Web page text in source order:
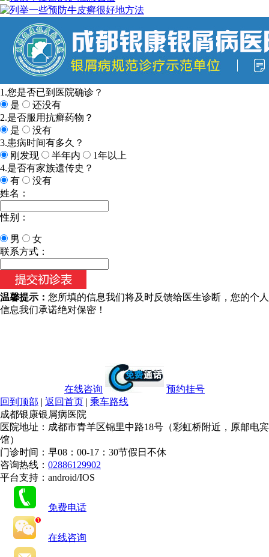
1.您是否已到医院确诊？
是
还没有
2.是否服用抗癣药物？
是
没有
3.患病时间有多久？
刚发现
半年内
1年以上
4.是否有家族遗传史？
有
没有
姓名：
性别：
男
女
今天日期：
联系方式：
温馨提示： 您所填的信息我们将及时反馈给医生诊断，您的个人
信息我们承诺绝对保密！
在线咨询
预约挂号
回到顶部 | 返回首页 | 乘车路线
成都银康银屑病医院
医院地址：成都市青羊区锦里中路18号（彩虹桥附近，原邮电宾
馆）
门诊时间：早08：00-17：30节假日不休
咨询热线： 02886129902
平台支持：android/IOS
免费电话
在线咨询